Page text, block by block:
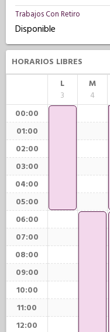
Trabajos Con Retiro
Disponible
HORARIOS LIBRES
L
3
M
4
00:00
01:00
02:00
03:00
04:00
05:00
06:00
07:00
08:00
09:00
10:00
11:00
12:00